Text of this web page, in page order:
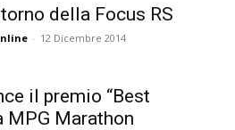
della Focus RS
- 12 Dicembre 2014
il premio “Best
MPG Marathon